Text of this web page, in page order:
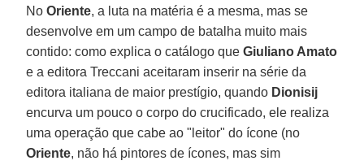
NoOriente, a luta na matéria é a mesma, mas se
desenvolve em um campo de batalha muito mais
contido: como explica o catálogo queGiuliano Amato
e a editora Treccani aceitaram inserir na série da
editora italiana de maior prestígio, quando Dionisij
encurva um pouco o corpo do crucificado, ele realiza
uma operação que cabe ao "leitor" do ícone (no
Oriente, não há pintores de ícones, mas sim